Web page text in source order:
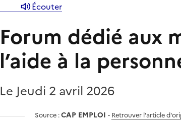
Écouter
Forum dédié aux
l’aide à la
Le Jeudi 2 avril 2026
Source :CAP EMPLOI - Retrouver l'article